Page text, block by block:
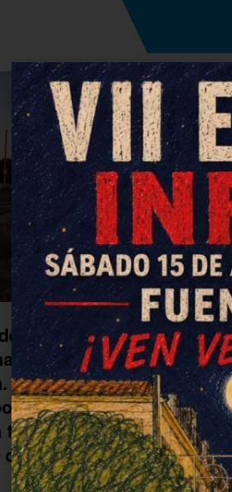
octubre, la Delegación
recibido a una
Junto al alcalde colono,
del grupo
del Consistorio.
un paso seguro a